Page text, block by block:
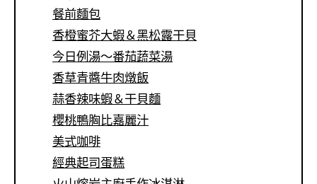
餐前麵包
香橙蜜芥大蝦＆黑松露干貝
今日例湯～番茄蔬菜湯
香草青醬牛肉燉飯
蒜香辣味蝦＆干貝麵
櫻桃鴨胸比嘉麗汁
美式咖啡
經典起司蛋糕